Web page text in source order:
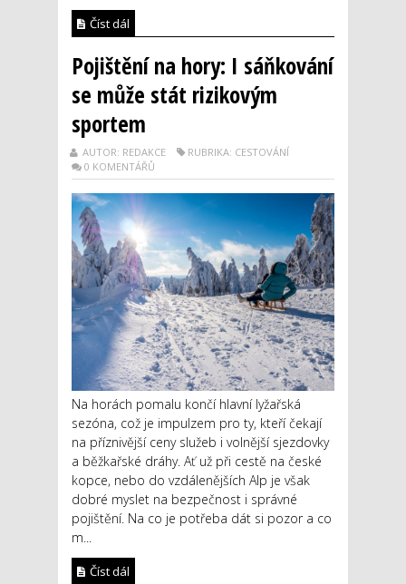
Číst dál
Pojištění na hory: I sáňkování
se může stát rizikovým
sportem
AUTOR: REDAKCE
RUBRIKA: CESTOVÁNÍ
0 KOMENTÁŘŮ
Na horách pomalu končí hlavní lyžařská
sezóna, což je impulzem pro ty, kteří čekají
na příznivější ceny služeb i volnější sjezdovky
a běžkařské dráhy. Ať už při cestě na české
kopce, nebo do vzdálenějších Alp je však
dobré myslet na bezpečnost i správné
pojištění. Na co je potřeba dát si pozor a co
m...
Číst dál